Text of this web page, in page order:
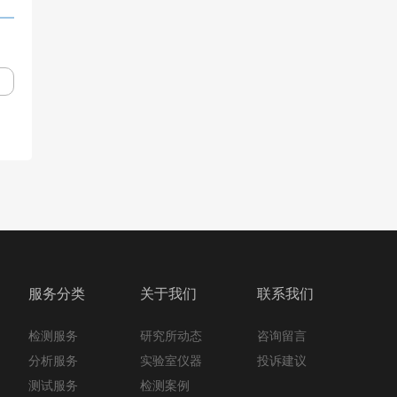
服务分类
检测服务
分析服务
测试服务
关于我们
研究所动态
实验室仪器
检测案例
联系我们
咨询留言
投诉建议